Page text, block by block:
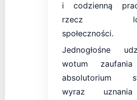
i codzienną
rzecz
społeczności.
Jednogłośne
wotum
absolutorium
wyraz